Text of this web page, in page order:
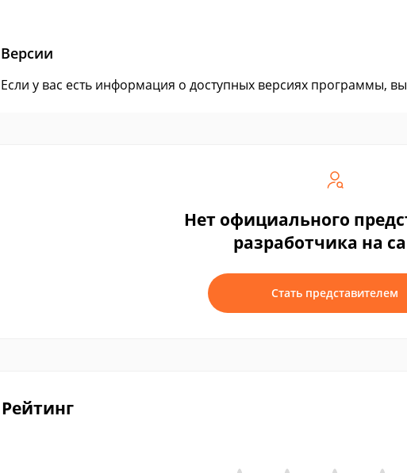
Версии
Если у вас есть информация о доступных версиях программы,
Нет официального
разработчика на
Стать представителем
Рейтинг